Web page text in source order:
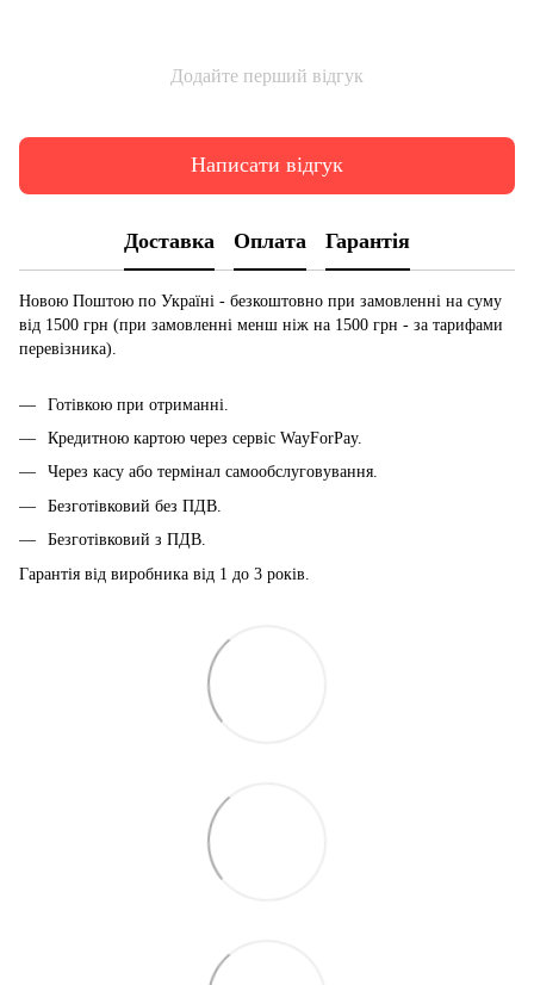
Додайте перший відгук
Написати відгук
Доставка Оплата Гарантія
Новою Поштою по Україні - безкоштовно при замовленні на суму
від 1500 грн (при замовленні менш ніж на 1500 грн - за тарифами
перевізника).
Готівкою при отриманні.
Кредитною картою через сервіс WayForPay.
Через касу або термінал самообслуговування.
Безготівковий без ПДВ.
Безготівковий з ПДВ.
Гарантія від виробника від 1 до 3 років.